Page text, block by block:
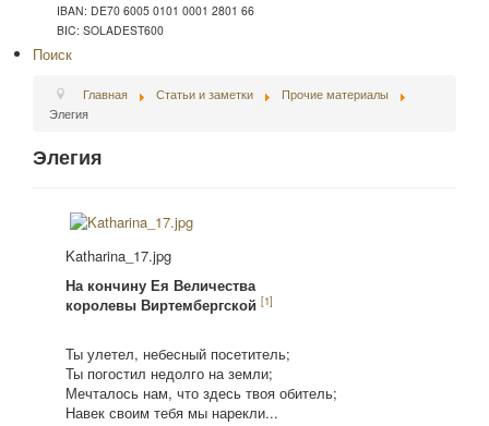
IBAN: DE70 6005 0101 0001 2801 66
BIC: SOLADEST600
Поиск
Главная Статьи и заметки
Прочие материалы
Элегия
Элегия
Katharina_17.jpg
На кончину Ея Величества
королевы Виртембергской [1]
Ты улетел, небесный посетитель;
Ты погостил недолго на земли;
Мечталось нам, что здесь твоя обитель;
Навек своим тебя мы нарекли...